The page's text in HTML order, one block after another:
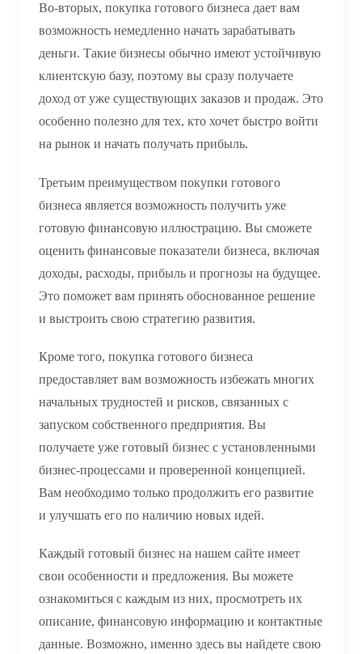
Во-вторых, покупка готового бизнеса дает вам
возможность немедленно начать зарабатывать
деньги. Такие бизнесы обычно имеют устойчивую
клиентскую базу, поэтому вы сразу получаете
доход от уже существующих заказов и продаж. Это
особенно полезно для тех, кто хочет быстро войти
на рынок и начать получать прибыль.
Третьим преимуществом покупки готового
бизнеса является возможность получить уже
готовую финансовую иллюстрацию. Вы сможете
оценить финансовые показатели бизнеса, включая
доходы, расходы, прибыль и прогнозы на будущее.
Это поможет вам принять обоснованное решение
и выстроить свою стратегию развития.
Кроме того, покупка готового бизнеса
предоставляет вам возможность избежать многих
начальных трудностей и рисков, связанных с
запуском собственного предприятия. Вы
получаете уже готовый бизнес с установленными
бизнес-процессами и проверенной концепцией.
Вам необходимо только продолжить его развитие
и улучшать его по наличию новых идей.
Каждый готовый бизнес на нашем сайте имеет
свои особенности и предложения. Вы можете
ознакомиться с каждым из них, просмотреть их
описание, финансовую информацию и контактные
данные. Возможно, именно здесь вы найдете свою